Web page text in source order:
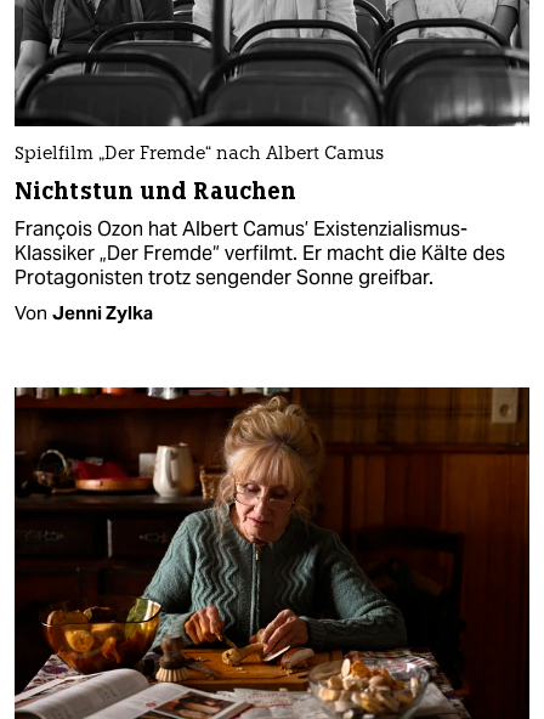
Spielfilm „Der Fremde“ nach Albert Camus
Nichtstun und Rauchen
François Ozon hat Albert Camus’ Existenzialismus-
Klassiker „Der Fremde“ verfilmt. Er macht die Kälte des
Protagonisten trotz sengender Sonne greifbar.
Von Jenni Zylka